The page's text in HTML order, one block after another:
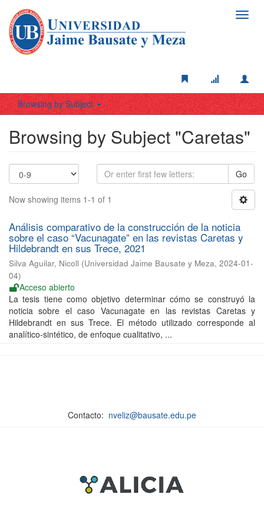
Browsing by Subject
Browsing by Subject "Caretas"
Go
Now showing items 1-1 of 1
Análisis comparativo de la construcción de la noticia
sobre el caso “Vacunagate” en las revistas Caretas y
Hildebrandt en sus Trece, 2021
Silva Aguilar, Nicoll (Universidad Jaime Bausate y Meza, 2024-01-
04)
Acceso abierto
La tesis tiene como objetivo determinar cómo se construyó la
noticia sobre el caso Vacunagate en las revistas Caretas y
Hildebrandt en sus Trece. El método utilizado corresponde al
analítico-sintético, de enfoque cualitativo, ...
Contacto: nveliz@bausate.edu.pe